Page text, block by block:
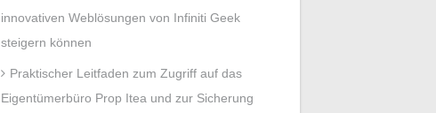
innovativen Weblösungen von Infiniti Geek
steigern können
Praktischer Leitfaden zum Zugriff auf das
Eigentümerbüro Prop Itea und zur Sicherung